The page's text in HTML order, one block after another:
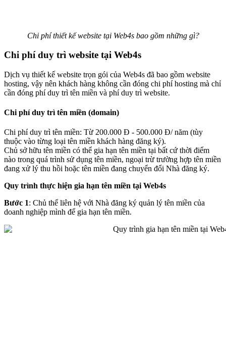
Chi phí thiết kế website tại Web4s bao gồm những gì?
Chi phí duy trì website tại Web4s
Dịch vụ thiết kế website trọn gói của Web4s đã bao gồm website
hosting, vậy nên khách hàng không cần đóng chi phí hosting mà chỉ
cần đóng phí duy trì tên miền và phí duy trì website.
Chi phí duy trì tên miền (domain)
Chi phí duy trì tên miền: Từ 200.000 Đ - 500.000 Đ/ năm (tùy
thuộc vào từng loại tên miền khách hàng đăng ký).
Chủ sở hữu tên miền có thể gia hạn tên miền tại bất cứ thời điểm
nào trong quá trình sử dụng tên miền, ngoại trừ trường hợp tên miền
đang xử lý thu hồi hoặc tên miền đang chuyển đổi Nhà đăng ký.
Quy trình thực hiện gia hạn tên miền tại Web4s
Bước 1: Chủ thể liên hệ với Nhà đăng ký quản lý tên miền của
doanh nghiệp mình để gia hạn tên miền.